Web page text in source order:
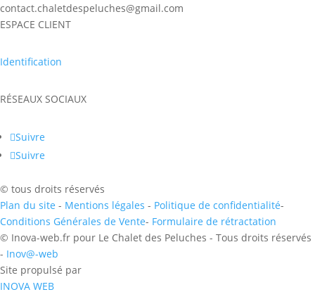
contact.chaletdespeluches@gmail.com
ESPACE CLIENT
Identification
RÉSEAUX SOCIAUX
Suivre
Suivre
© tous droits réservés
Plan du site - Mentions légales - Politique de confidentialité-
Conditions Générales de Vente- Formulaire de rétractation
© Inova-web.fr pour Le Chalet des Peluches - Tous droits réservés
- Inov@-web
Site propulsé par
INOVA WEB